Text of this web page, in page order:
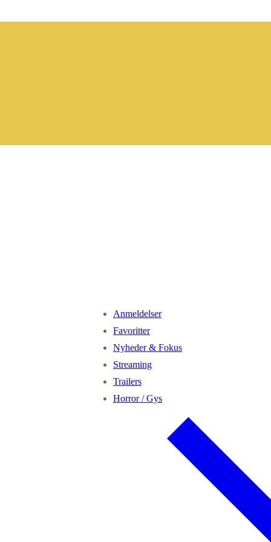
Anmeldelser
Favoritter
Nyheder & Fokus
Streaming
Trailers
Horror / Gys